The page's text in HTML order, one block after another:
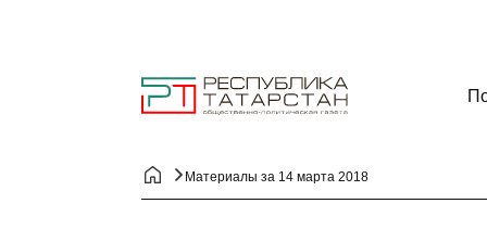
Материалы за 14 марта 2018